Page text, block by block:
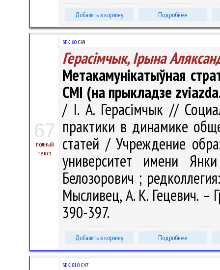
Добавить в корзину Подробнее
67
полный
текст
ББК 60.С69
Герасімчык, Ірына
Метакамунікатыўная
СМІ (на прыкладзе
/ І. А. Герасімчык //
практики в динамике
статей / Учреждение
университет имени
Белозорович ;
Мысливец, А. К. Гецевич. –
390-397.
Добавить в корзину Подробнее
ББК 81.0 С47